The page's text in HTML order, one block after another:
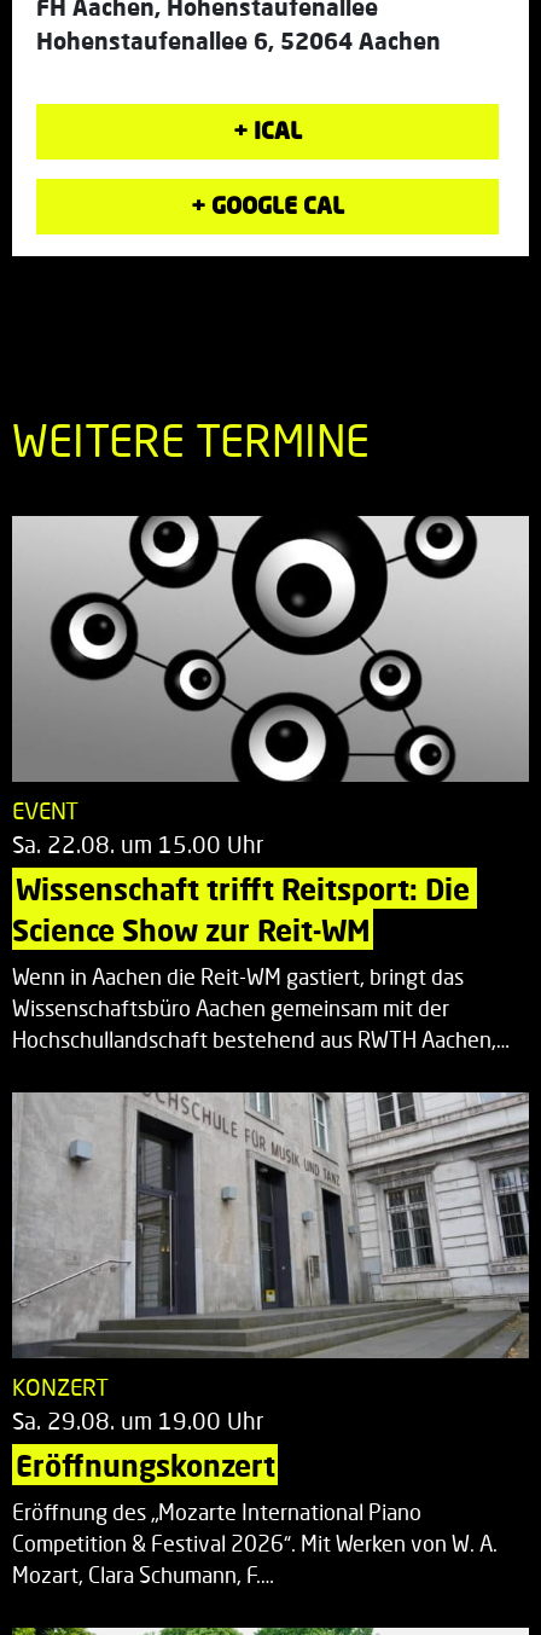
FH Aachen, Hohenstaufenallee
Hohenstaufenallee 6, 52064 Aachen
+ ICAL
+ GOOGLE CAL
WEITERE TERMINE
EVENT
Sa. 22.08. um 15.00 Uhr
Wissenschaft trifft Reitsport: Die
Science Show zur Reit-WM
Wenn in Aachen die Reit-WM gastiert, bringt das
Wissenschaftsbüro Aachen gemeinsam mit der
Hochschullandschaft bestehend aus RWTH Aachen,…
KONZERT
Sa. 29.08. um 19.00 Uhr
Eröffnungskonzert
Eröffnung des „Mozarte International Piano
Competition & Festival 2026“. Mit Werken von W. A.
Mozart, Clara Schumann, F.…